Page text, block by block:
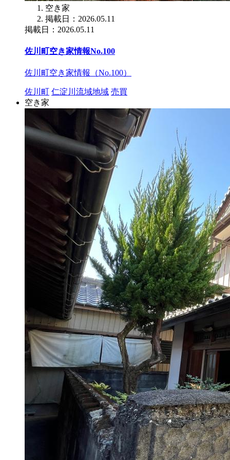
空き家
掲載日：2026.05.11
掲載日：2026.05.11
佐川町空き家情報No.100
佐川町空き家情報（No.100）
佐川町 仁淀川流域地域 売買
空き家